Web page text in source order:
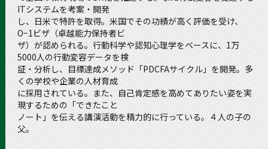
ITシステムを考案・開発
し、日米で特許を取得。米国でその功績が高く評価を受け、
O−1ビザ（卓越能力保持者ビ
ザ）が認められる。行動科学や認知心理学をベースに、1万
5000人の行動変容データを検
証・分析し、目標達成メソッド「PDCFAサイクル」を開発。多
くの学校や企業の人材育成
に採用されている。また、自己肯定感を高めてありたい姿を実
現するための「できたこと
ノート」を伝える講演活動を精力的に行っている。４人の子の
父。